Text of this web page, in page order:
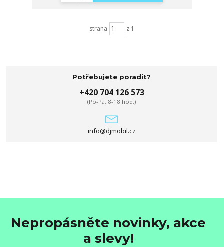
strana z 1
Potřebujete poradit?
+420 704 126 573
(Po-Pá, 8-18 hod.)
info@djmobil.cz
Nepropásněte novinky, akce
a slevy!